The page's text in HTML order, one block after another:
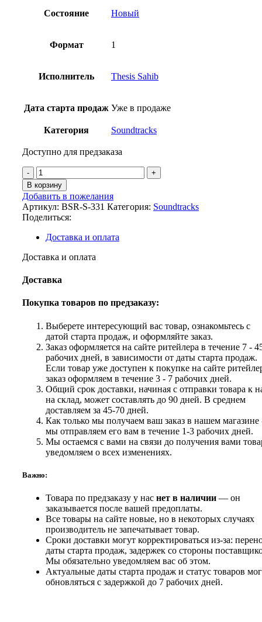
Состояние Новый
Формат 1
Исполнитель Thesis Sahib
Дата старта продаж Уже в продаже
Категория Soundtracks
Доступно для предзаказа
Количество
товара
Thesis
Sahib
-
Spinch
(Original
Soundtrack)
В корзину
Добавить в пожелания
Артикул: BSR-S-331 Категория: Soundtracks
Поделиться:
Доставка и оплата
Доставка и оплата
Доставка
Покупка товаров по предзаказу:
Выберете интересующий вас товар, ознакомьтесь с
датой старта продаж, и оформляйте заказ.
Заказ оформляется на сайте ритейлера в течение 7 -
рабочих дней, в зависимости от даты старта продаж.
Если товар уже доступен к покупке на сайте
заказ оформляем в течение 3 - 7 рабочих дней.
Общий срок доставки, начиная с отправки товара к
на склад, может составлять до 90 дней. В среднем
доставляем за 45-70 дней.
Как только мы получаем ваш заказ в нашем магазине
мы отправляем его вам в течение 1-3 рабочих дней.
Мы остаемся с вами на связи до получения вами
уведомляем о всех изменениях.
Важно:
Товара по предзаказу у нас нет в наличии — он
заказывается после вашей предоплаты.
Все товары на сайте новые, но в некоторых случаях
производитель не запечатывает товар.
Сроки доставки могут корректироваться из-за:
даты старта продаж, задержек со стороны
Мы обязательно уведомляем вас об этом.
Актуальные даты старта продаж и статус товаров
обновляться с задержкой до 7 рабочих дней.